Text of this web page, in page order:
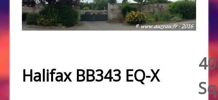
Halifax BB343 EQ-X